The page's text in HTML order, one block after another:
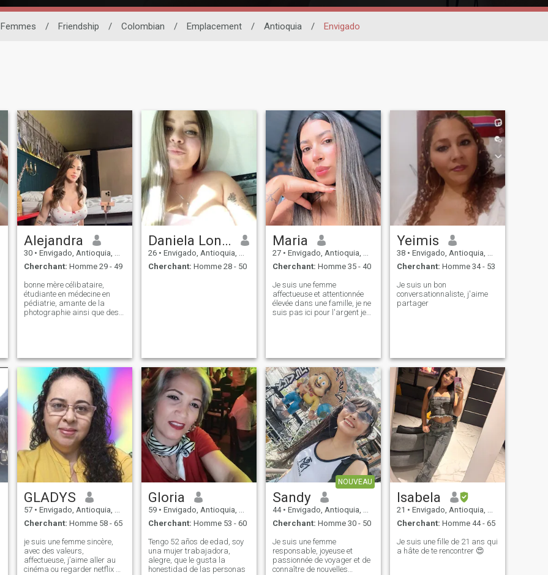
Femmes / Friendship / Colombian / Emplacement / Antioquia / Envigado
Alejandra
30 • Envigado, Antioquia, Colombie
Cherchant: Homme 29 - 49
bonne mère célibataire,
étudiante en médecine en
pédiatrie, amante de la
photographie ainsi que des
Daniela Londoño
26 • Envigado, Antioquia, Colombie
Cherchant: Homme 28 - 50
Maria
27 • Envigado, Antioquia, Colombie
Cherchant: Homme 35 - 40
Je suis une femme
affectueuse et attentionnée
élevée dans une famille, je ne
suis pas ici pour l'argent je
messages inst
Yeimis
38 • Envigado, Antioquia, Colombie
Cherchant: Homme 34 - 53
Je suis un bon
conversationnaliste, j'aime
partager
GLADYS
57 • Envigado, Antioquia, Colombie
Cherchant: Homme 58 - 65
je suis une femme sincère,
avec des valeurs,
affectueuse, j’aime aller au
cinéma ou regarder netflix à
Gloria
59 • Envigado, Antioquia, Colombie
Cherchant: Homme 53 - 60
Tengo 52 años de edad, soy
una mujer trabajadora,
alegre, que le gusta la
honestidad de las personas
NOUVEAU
Sandy
44 • Envigado, Antioquia, Colombie
Cherchant: Homme 30 - 50
Je suis une femme
responsable, joyeuse et
passionnée de voyager et de
connaître de nouvelles
Isabela
21 • Envigado, Antioquia, Colombie
Cherchant: Homme 44 - 65
Je suis une fille de 21 ans qui
a hâte de te rencontrer 😍